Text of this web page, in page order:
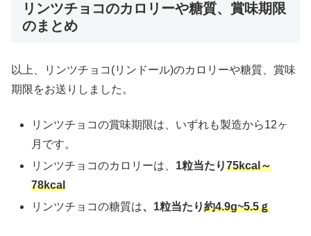
リンツチョコのカロリーや糖質、賞味期限
のまとめ
以上、リンツチョコ(リンドール)のカロリーや糖質、賞味
期限をお送りしました。
リンツチョコの賞味期限は、いずれも製造から12ヶ
月です。
リンツチョコのカロリーは、 1粒当たり75kcal～
78kcal
リンツチョコの糖質は、1粒当たり約4.9g~5.5ｇ